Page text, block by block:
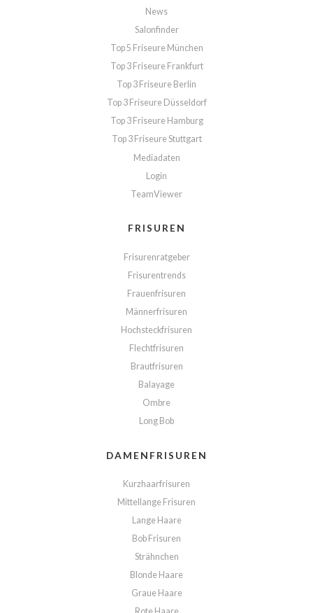
News
Salonfinder
Top 5 Friseure München
Top 3 Friseure Frankfurt
Top 3 Friseure Berlin
Top 3 Friseure Düsseldorf
Top 3 Friseure Hamburg
Top 3 Friseure Stuttgart
Mediadaten
Login
TeamViewer
FRISUREN
Frisurenratgeber
Frisurentrends
Frauenfrisuren
Männerfrisuren
Hochsteckfrisuren
Flechtfrisuren
Brautfrisuren
Balayage
Ombre
Long Bob
DAMENFRISUREN
Kurzhaarfrisuren
Mittellange Frisuren
Lange Haare
Bob Frisuren
Strähnchen
Blonde Haare
Graue Haare